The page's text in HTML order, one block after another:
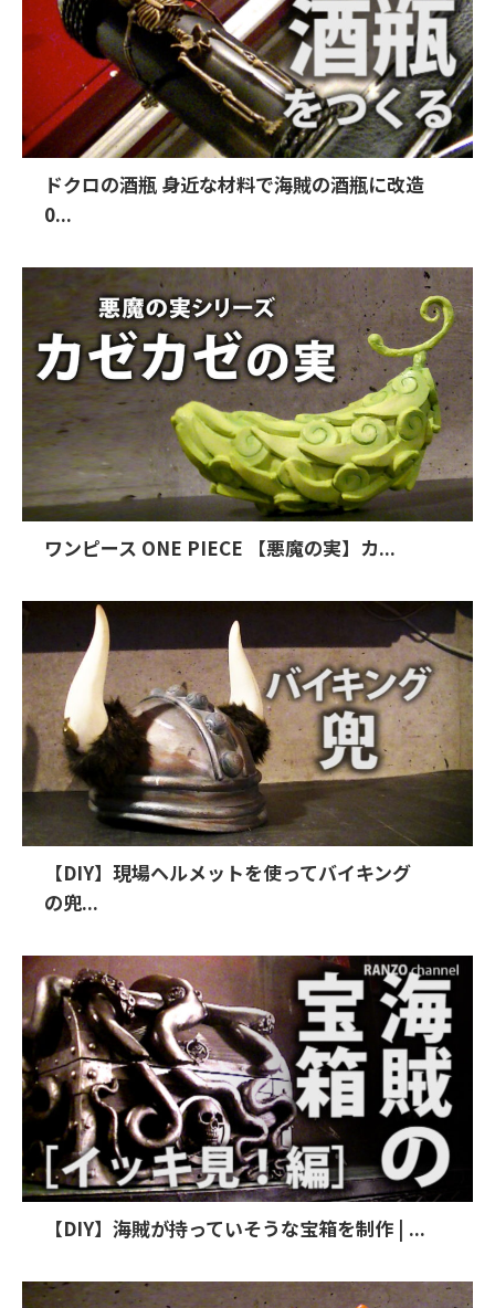
ドクロの酒瓶 身近な材料で海賊の酒瓶に改造
0...
ワンピース ONE PIECE 【悪魔の実】カ...
【DIY】現場ヘルメットを使ってバイキング
の兜...
【DIY】海賊が持っていそうな宝箱を制作 | ...